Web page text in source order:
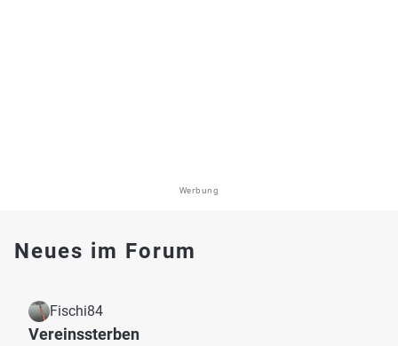
Werbung
Neues im Forum
Fischi84
Vereinssterben